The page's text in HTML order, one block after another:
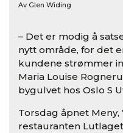
Av Glen Widing
– Det er modig å
nytt område, for det
kundene strømmer
Maria Louise
bygulvet hos Oslo S
Torsdag åpnet
restauranten